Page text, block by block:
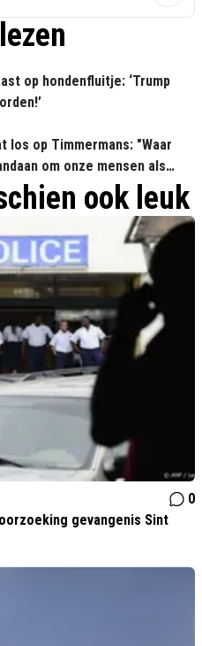
op hondenfluitje: ‘Trump
los op Timmermans: "Waar
om onze mensen als
ook leuk
0
gevangenis Sint